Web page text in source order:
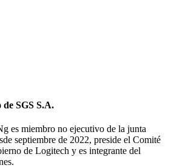
SGS S.A.
es miembro no ejecutivo de la junta
septiembre de 2022, preside el Comité
de Logitech y es integrante del